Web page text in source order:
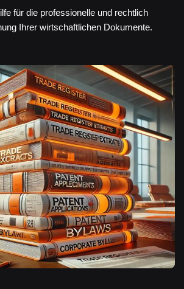
für die professionelle und rechtlich
Ihrer wirtschaftlichen Dokumente.